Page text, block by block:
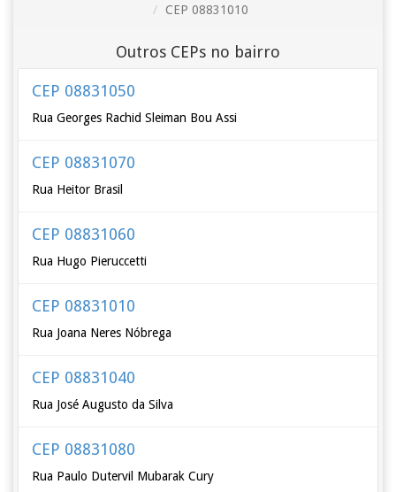
CEP 08831010
Outros CEPs no bairro
CEP 08831050
Rua Georges Rachid Sleiman Bou Assi
CEP 08831070
Rua Heitor Brasil
CEP 08831060
Rua Hugo Pieruccetti
CEP 08831010
Rua Joana Neres Nóbrega
CEP 08831040
Rua José Augusto da Silva
CEP 08831080
Rua Paulo Dutervil Mubarak Cury